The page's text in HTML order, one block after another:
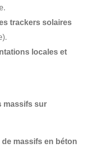
trackers solaires
locales et
massifs sur
massifs en béton